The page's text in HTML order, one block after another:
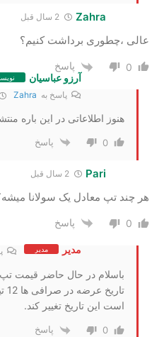
Zahra
عالی ،چطوری برداشت کنیم؟
0
پاسخ
آرزو عباسیان
پاسخ به Zahra
هنوز اطلاعاتی در این باره
0 پاسخ
Pari
هر چند تپ معادل یک سولانا
0 پاسخ
مدیر مدیر
باسلام در حال حاضر
است این تاریخ تغییر کند.
0 پاسخ